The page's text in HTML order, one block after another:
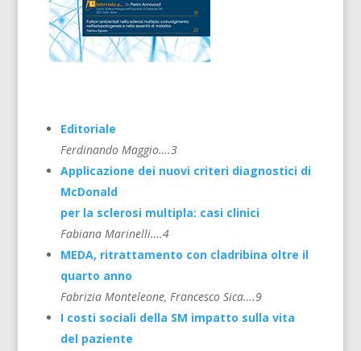
Editoriale
Ferdinando Maggio….3
Applicazione dei nuovi criteri diagnostici di
McDonald
per la sclerosi multipla: casi clinici
Fabiana Marinelli….4
MEDA, ritrattamento con cladribina oltre il
quarto anno
Fabrizia Monteleone, Francesco Sica….9
I costi sociali della SM impatto sulla vita
del paziente